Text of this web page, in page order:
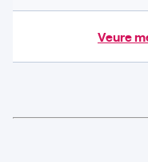
Veure